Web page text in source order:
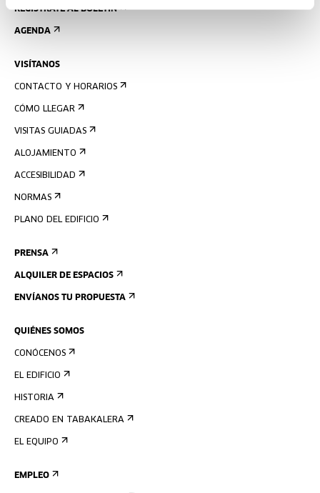
REGÍSTRATE AL BOLETÍN
AGENDA
VISÍTANOS
CONTACTO Y HORARIOS
CÓMO LLEGAR
VISITAS GUIADAS
ALOJAMIENTO
ACCESIBILIDAD
NORMAS
PLANO DEL EDIFICIO
PRENSA
ALQUILER DE ESPACIOS
ENVÍANOS TU PROPUESTA
QUIÉNES SOMOS
CONÓCENOS
EL EDIFICIO
HISTORIA
CREADO EN TABAKALERA
EL EQUIPO
EMPLEO